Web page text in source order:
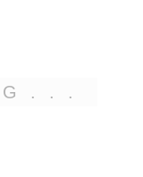
. . .